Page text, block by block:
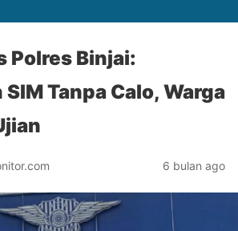
Polres Binjai:
Tanpa Calo, Warga
6 bulan ago